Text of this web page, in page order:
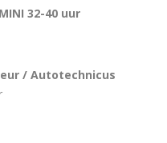
32-40 uur
/ Autotechnicus